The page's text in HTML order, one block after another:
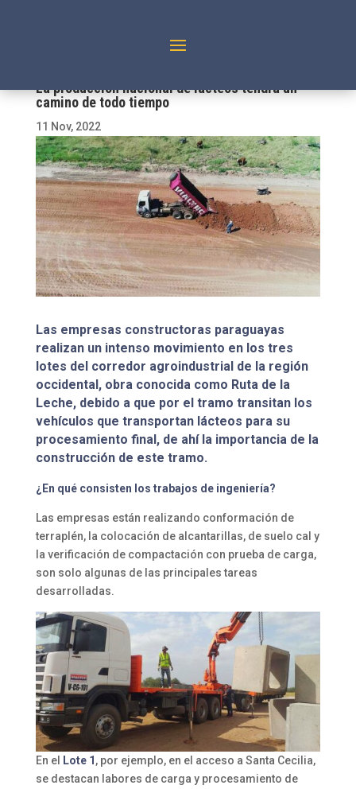
La producción nacional de lácteos tendrá un
camino de todo tiempo
11 Nov, 2022
Las empresas constructoras paraguayas
realizan un intenso movimiento en los tres
lotes del corredor agroindustrial de la región
occidental, obra conocida como Ruta de la
Leche, debido a que por el tramo transitan los
vehículos que transportan lácteos para su
procesamiento final, de ahí la importancia de la
construcción de este tramo.
¿En qué consisten los trabajos de ingeniería?
Las empresas están realizando conformación de
terraplén, la colocación de alcantarillas, de suelo cal y
la verificación de compactación con prueba de carga,
son solo algunas de las principales tareas
desarrolladas.
En el Lote 1 , por ejemplo, en el acceso a Santa Cecilia,
se destacan labores de carga y procesamiento de